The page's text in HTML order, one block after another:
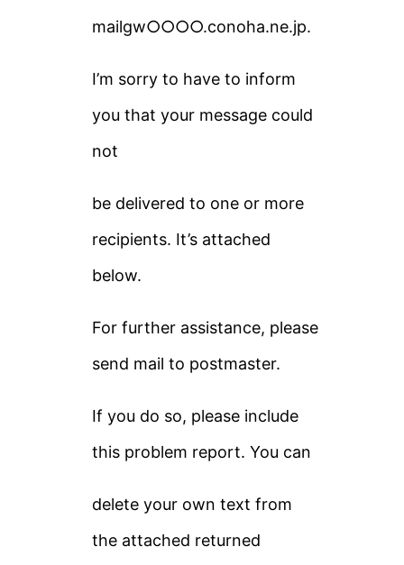
mailgw○○○○.conoha.ne.jp.
I’m sorry to have to inform
you that your message could
not
be delivered to one or more
recipients. It’s attached
below.
For further assistance, please
send mail to postmaster.
If you do so, please include
this problem report. You can
delete your own text from
the attached returned